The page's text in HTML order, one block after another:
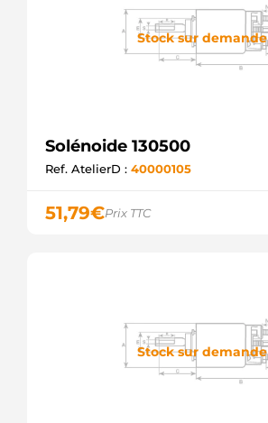
Stock sur demande
Solénoide 130500
Ref. AtelierD : 40000105
51,79€Prix TTC
Stock sur demande